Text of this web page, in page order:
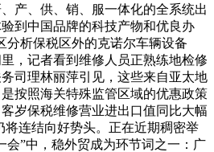
产、供、销、服一体化的全系统出
到中国品牌的科技产物和优良办
分析保税区外的克诺尔车辆设备
，记者看到维修人员正熟练地检修
司理林丽萍引见，这些来自亚太地
按照海关特殊监管区域的优惠政策
岁保税维修营业进出口值同比大幅
将连结向好势头。正在近期稠密举
会”中，稳外贸成为环节词之一：广